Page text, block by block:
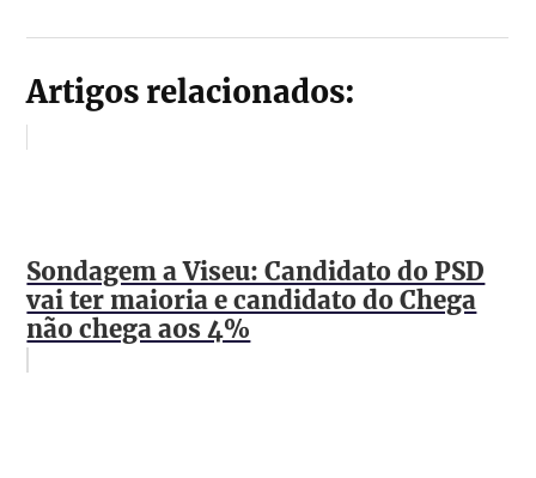
Artigos relacionados:
Sondagem a Viseu: Candidato do PSD
vai ter maioria e candidato do Chega
não chega aos 4%